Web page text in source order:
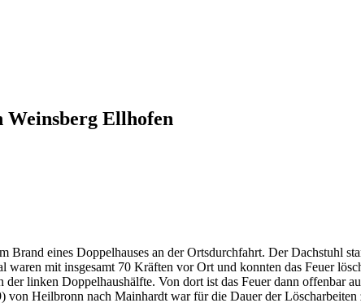
Ellhofen
eines Doppelhauses an der Ortsdurchfahrt. Der Dachstuhl
waren mit insgesamt 70 Kräften vor Ort und konnten das Feuer
linken Doppelhaushälfte. Von dort ist das Feuer dann offenbar
Heilbronn nach Mainhardt war für die Dauer der